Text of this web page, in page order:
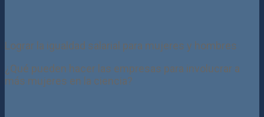
Lograr la igualdad salarial para mujeres y hombres
¿Qué pueden hacer las empresas para involucrar a
más mujeres en la ciencia?